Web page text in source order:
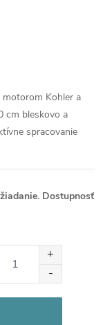
Kohler a
cm bleskovo a
spracovanie
Dostupnosť